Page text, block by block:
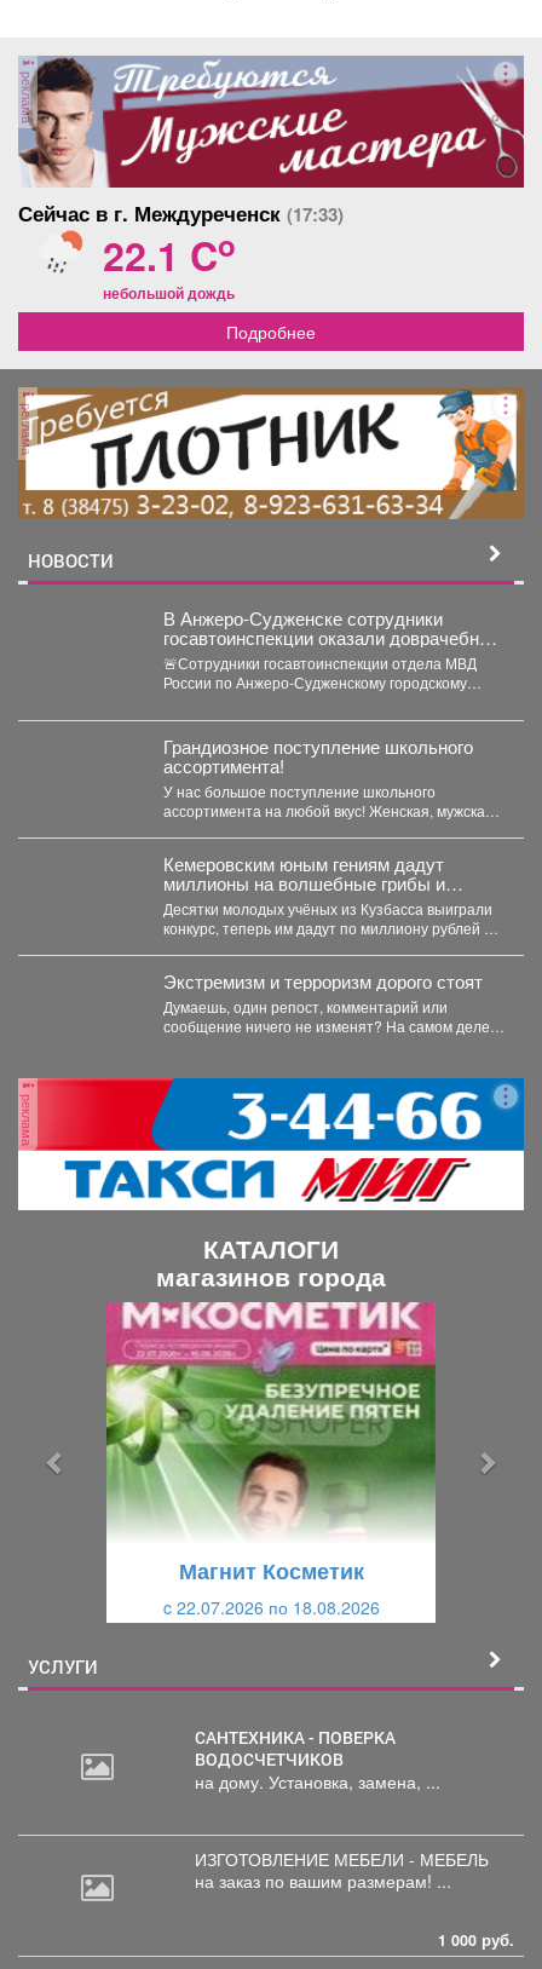
реклама
Сейчас в г. Междуреченск (17:33)
22.1 Co
небольшой дождь
Подробнее
реклама
НОВОСТИ
В Анжеро-Судженске сотрудники
госавтоинспекции оказали доврачебную
помощь мужчине, пострадавшему от
укуса гадюки
🚨Сотрудники госавтоинспекции отдела МВД
России по Анжеро-Судженскому городскому
лейтенант...
Грандиозное поступление школьного
ассортимента!
У нас большое поступление школьного
ассортимента на любой вкус! Женская, мужская и
Кемеровским юным гениям дадут
миллионы на волшебные грибы и
чудных птиц
Десятки молодых учёных из Кузбасса выиграли
конкурс, теперь им дадут по миллиону рублей на
Экстремизм и терроризм дорого стоят
Думаешь, один репост, комментарий или
сообщение ничего не изменят? На самом деле у
реклама
КАТАЛОГИ
магазинов города
Магнит Косметик
c 22.07.2026 по 18.08.2026
УСЛУГИ
САНТЕХНИКА - ПОВЕРКА
ВОДОСЧЕТЧИКОВ
на дому. Установка, замена, ...
ИЗГОТОВЛЕНИЕ МЕБЕЛИ - МЕБЕЛЬ
на заказ по вашим размерам! ...
1 000 руб.